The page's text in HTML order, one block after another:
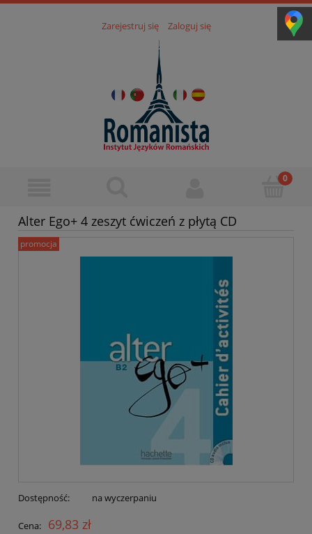
Zarejestruj się Zaloguj się
Alter Ego+ 4 zeszyt ćwiczeń z płytą CD
promocja
Dostępność: na wyczerpaniu
Cena: 69,83 zł